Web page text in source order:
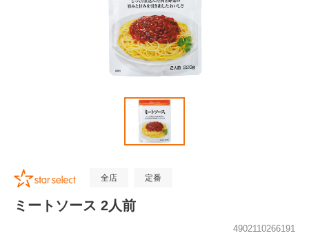
全店 定番
ミートソース 2人前
4902110266191